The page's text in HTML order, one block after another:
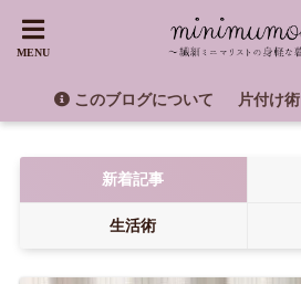
このブログについて 片付け術
新着記事
生活術